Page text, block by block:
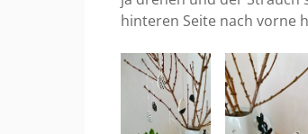
hinteren Seite nach vorne